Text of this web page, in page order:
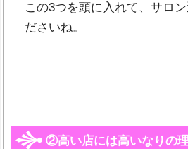
この3つを頭に入れて、サロ
ださいね。
②高い店には高いなりの